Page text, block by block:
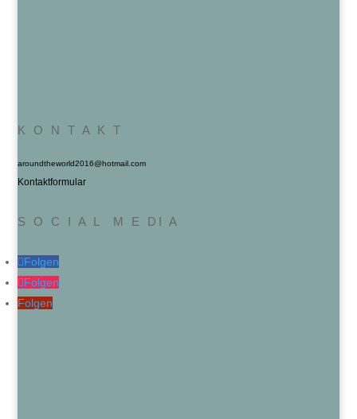
K O N T A K T
aroundtheworld2016@hotmail.com
Kontaktformular
S O C I A L M E DI A
Folgen
Folgen
Folgen